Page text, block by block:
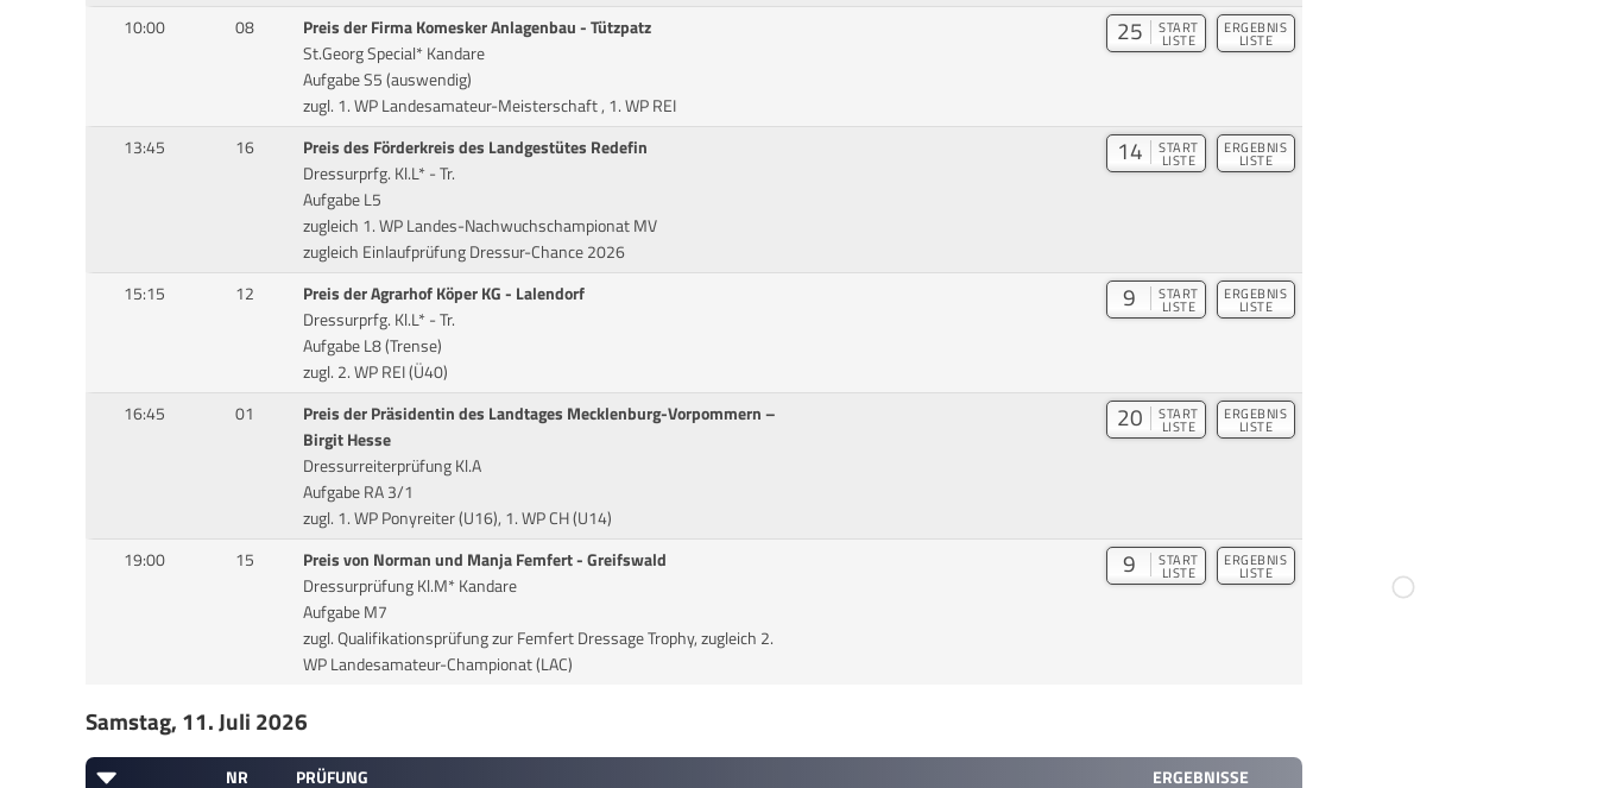
10:00 08
Preis der Firma Komesker Anlagenbau - Tützpatz
St.Georg Special* Kandare
Aufgabe S5 (auswendig)
zugl. 1. WP Landesamateur-Meisterschaft , 1. WP REI
25 START
LISTE
ERGEBNIS
LISTE
13:45 16
Preis des Förderkreis des Landgestütes Redefin
Dressurprfg. Kl.L* - Tr.
Aufgabe L5
zugleich 1. WP Landes-Nachwuchschampionat MV
zugleich Einlaufprüfung Dressur-Chance 2026
14 START
LISTE
ERGEBNIS
LISTE
15:15 12
Preis der Agrarhof Köper KG - Lalendorf
Dressurprfg. Kl.L* - Tr.
Aufgabe L8 (Trense)
zugl. 2. WP REI (Ü40)
9 START
LISTE
ERGEBNIS
LISTE
16:45 01
Preis der Präsidentin des Landtages Mecklenburg-Vorpommern –
Birgit Hesse
Dressurreiterprüfung Kl.A
Aufgabe RA 3/1
zugl. 1. WP Ponyreiter (U16), 1. WP CH (U14)
20 START
LISTE
ERGEBNIS
LISTE
19:00 15
Preis von Norman und Manja Femfert - Greifswald
Dressurprüfung Kl.M* Kandare
Aufgabe M7
zugl. Qualifikationsprüfung zur Femfert Dressage Trophy, zugleich 2.
WP Landesamateur-Championat (LAC)
9 START
LISTE
ERGEBNIS
LISTE
Samstag, 11. Juli 2026
NR PRÜFUNG
ERGEBNISSE